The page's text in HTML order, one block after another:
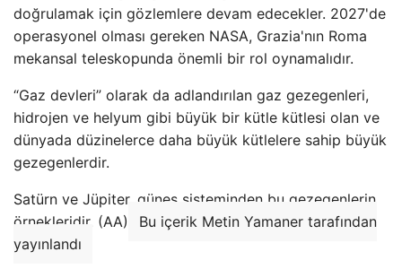
doğrulamak için gözlemlere devam edecekler. 2027'de
operasyonel olması gereken NASA, Grazia'nın Roma
mekansal teleskopunda önemli bir rol oynamalıdır.
“Gaz devleri” olarak da adlandırılan gaz gezegenleri,
hidrojen ve helyum gibi büyük bir kütle kütlesi olan ve
dünyada düzinelerce daha büyük kütlelere sahip büyük
gezegenlerdir.
Satürn ve Jüpiter, güneş sisteminden bu gezegenlerin
örnekleridir. (AA)
Bu içerik Metin Yamaner tarafından
yayınlandı